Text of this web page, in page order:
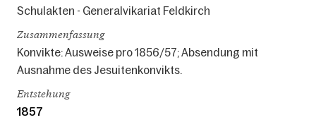
Schulakten - Generalvikariat Feldkirch
Zusammenfassung
Konvikte: Ausweise pro 1856/57; Absendung mit
Ausnahme des Jesuitenkonvikts.
Entstehung
1857